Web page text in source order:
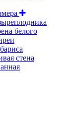
белого
стена